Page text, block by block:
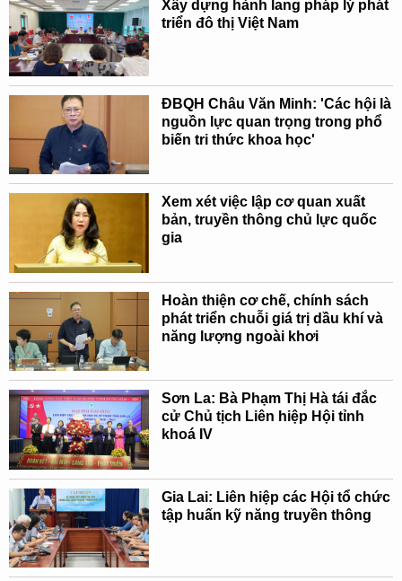
Xây dựng hành lang pháp lý phát
triển đô thị Việt Nam
ĐBQH Châu Văn Minh: 'Các hội là
nguồn lực quan trọng trong phổ
biến tri thức khoa học'
Xem xét việc lập cơ quan xuất
bản, truyền thông chủ lực quốc
gia
Hoàn thiện cơ chế, chính sách
phát triển chuỗi giá trị dầu khí và
năng lượng ngoài khơi
Sơn La: Bà Phạm Thị Hà tái đắc
cử Chủ tịch Liên hiệp Hội tỉnh
khoá IV
Gia Lai: Liên hiệp các Hội tổ chức
tập huấn kỹ năng truyền thông